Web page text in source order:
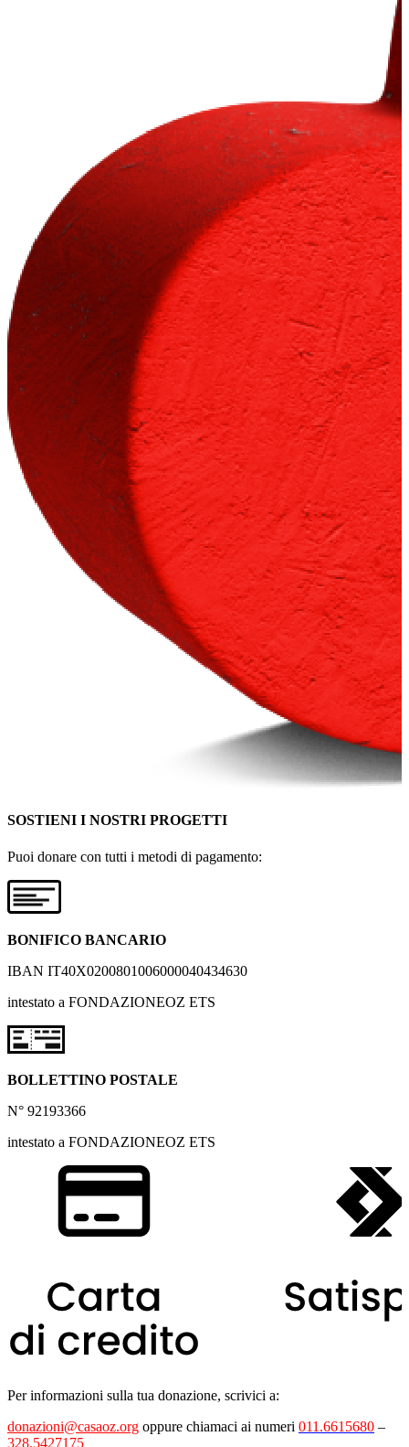
SOSTIENI I NOSTRI PROGETTI
Puoi donare con tutti i metodi di pagamento:
BONIFICO BANCARIO
IBAN IT40X0200801006000040434630
intestato a FONDAZIONEOZ ETS
BOLLETTINO POSTALE
N° 92193366
intestato a FONDAZIONEOZ ETS
Per informazioni sulla tua donazione, scrivici a:
donazioni@casaoz.org oppure chiamaci ai numeri 011.6615680 –
328.5427175